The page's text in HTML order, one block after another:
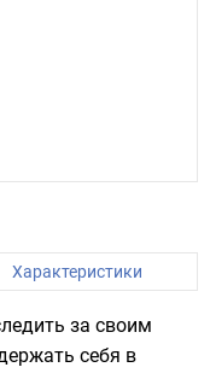
Характеристики
за своим
себя в